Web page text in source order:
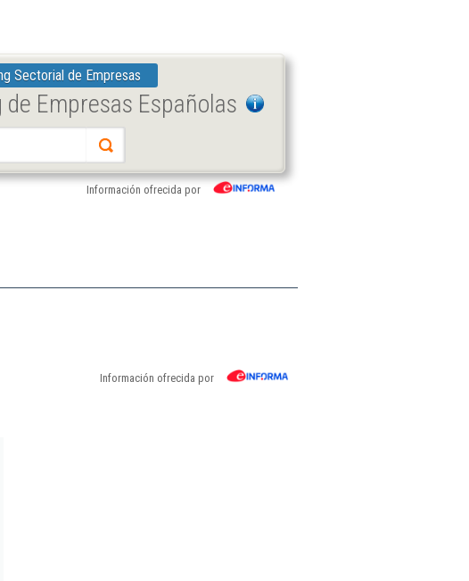
Sectorial de Empresas
Empresas Españolas
Información ofrecida por
Información ofrecida por